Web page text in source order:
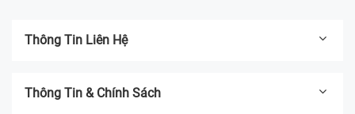
Thông Tin Liên Hệ
Thông Tin & Chính Sách